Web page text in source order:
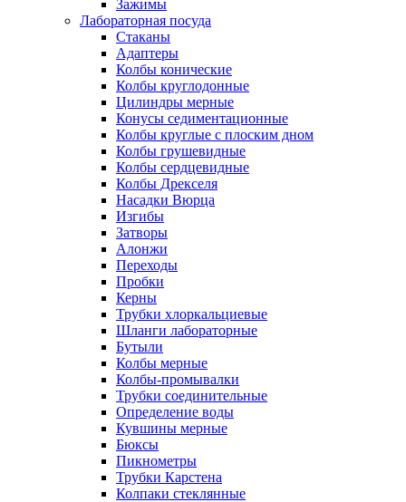
Зажимы
Лабораторная посуда
Стаканы
Адаптеры
Колбы конические
Колбы круглодонные
Цилиндры мерные
Конусы седиментационные
Колбы круглые с плоским дном
Колбы грушевидные
Колбы сердцевидные
Колбы Дрекселя
Насадки Вюрца
Изгибы
Затворы
Алонжи
Переходы
Пробки
Керны
Трубки хлоркальциевые
Шланги лабораторные
Бутыли
Колбы мерные
Колбы-промывалки
Трубки соединительные
Определение воды
Кувшины мерные
Бюксы
Пикнометры
Трубки Карстена
Колпаки стеклянные